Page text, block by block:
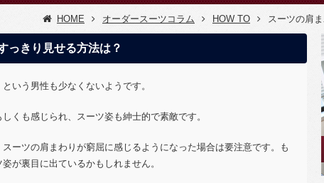
HOME オーダースーツコラム HOW TO スーツの肩
きり見せる方法は？
いう男性も少なくないようです。
くも感じられ、スーツ姿も紳士的で素敵です。
ーツの肩まわりが窮屈に感じるようになった場合は要注意です。も
が裏目に出ているかもしれません。